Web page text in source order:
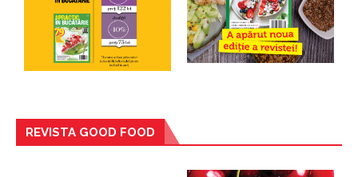
REVISTA GOOD FOOD